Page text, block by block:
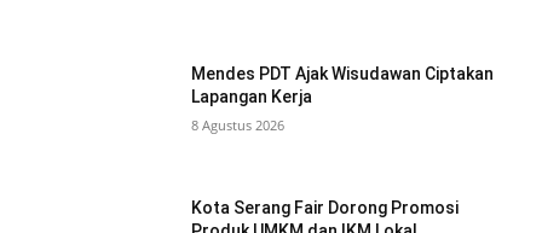
Mendes PDT Ajak Wisudawan Ciptakan
Lapangan Kerja
8 Agustus 2026
Kota Serang Fair Dorong Promosi